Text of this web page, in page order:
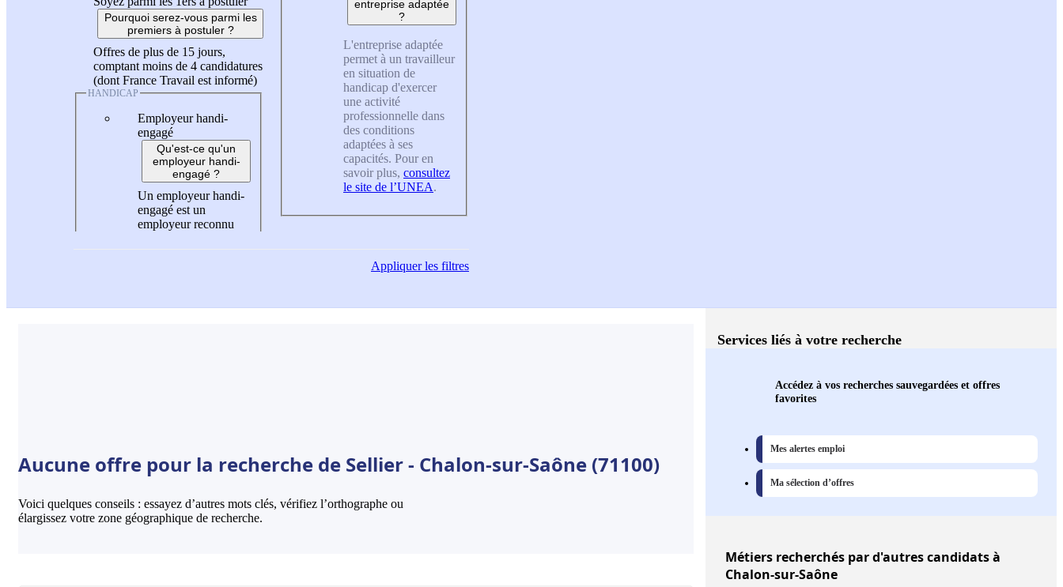
Pourquoi serez-vous parmi les
premiers à postuler ?
Offres de plus de 15 jours,
comptant moins de 4 candidatures
(dont France Travail est informé)
HANDICAP
Employeur handi-
engagé
Qu'est-ce qu'un
employeur handi-
engagé ?
Un employeur handi-
engagé est un
employeur reconnu
entreprise adaptée
?
L'entreprise adaptée
permet à un travailleur
en situation de
handicap d'exercer
une activité
professionnelle dans
des conditions
adaptées à ses
capacités. Pour en
savoir plus, consultez
le site de l’UNEA.
Appliquerles filtres
Aucune offre pour la recherche de Sellier - Chalon-sur-Saône (71100)
Voici quelques conseils : essayez d’autres mots clés, vérifiez l’orthographe ou
élargissez votre zone géographique de recherche.
Services liés à votre recherche
Accédez à vos recherches sauvegardées et offres
favorites
Mes alertes emploi
Ma sélection d’offres
Métiers recherchés par d'autres candidats à
Chalon-sur-Saône